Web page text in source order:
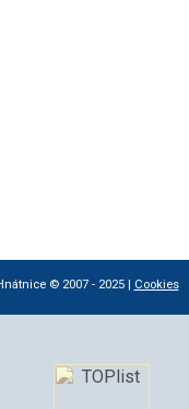
© 2007 - 2025 | Cookies